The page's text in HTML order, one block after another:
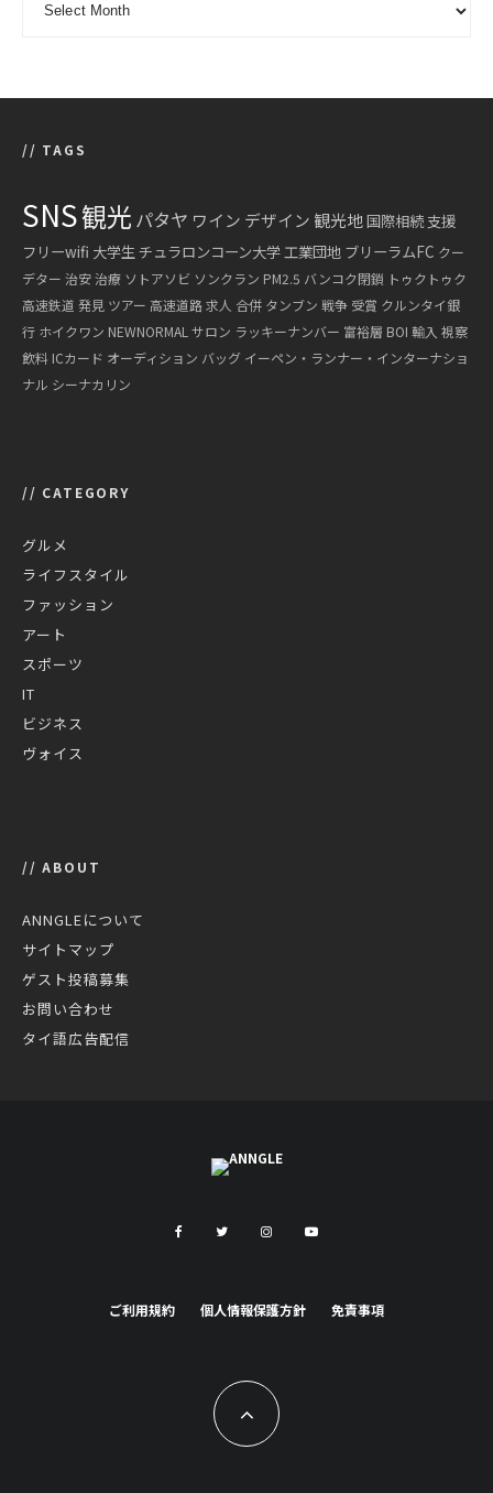
// TAGS
SNS観光 パタヤ ワイン デザイン 観光地国際相続 支援
フリーwifi 大学生 チュラロンコーン大学 工業団地 ブリーラムFC クー
デター 治安治療 ソトアソビ ソンクラン PM2.5 バンコク閉鎖 トゥクトゥク
高速鉄道 発見 ツアー 高速道路求人 合併 タンブン 戦争 受賞 クルンタイ銀
行 ホイクワン NEWNORMAL サロン ラッキーナンバー 富裕層 BOI 輸入 視察
飲料 ICカード オーディション バッグ イーペン・ランナー・インターナショ
ナル シーナカリン
// CATEGORY
グルメ
ライフスタイル
ファッション
アート
スポーツ
IT
ビジネス
ヴォイス
// ABOUT
ANNGLEについて
サイトマップ
ゲスト投稿募集
お問い合わせ
タイ語広告配信
ご利用規約 個人情報保護方針 免責事項